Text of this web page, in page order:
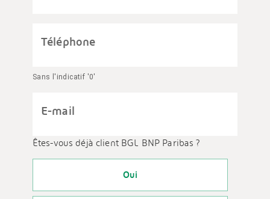
Téléphone
Sans l'indicatif '0'
E-mail
Êtes-vous déjà client BGL BNP Paribas ?
Oui